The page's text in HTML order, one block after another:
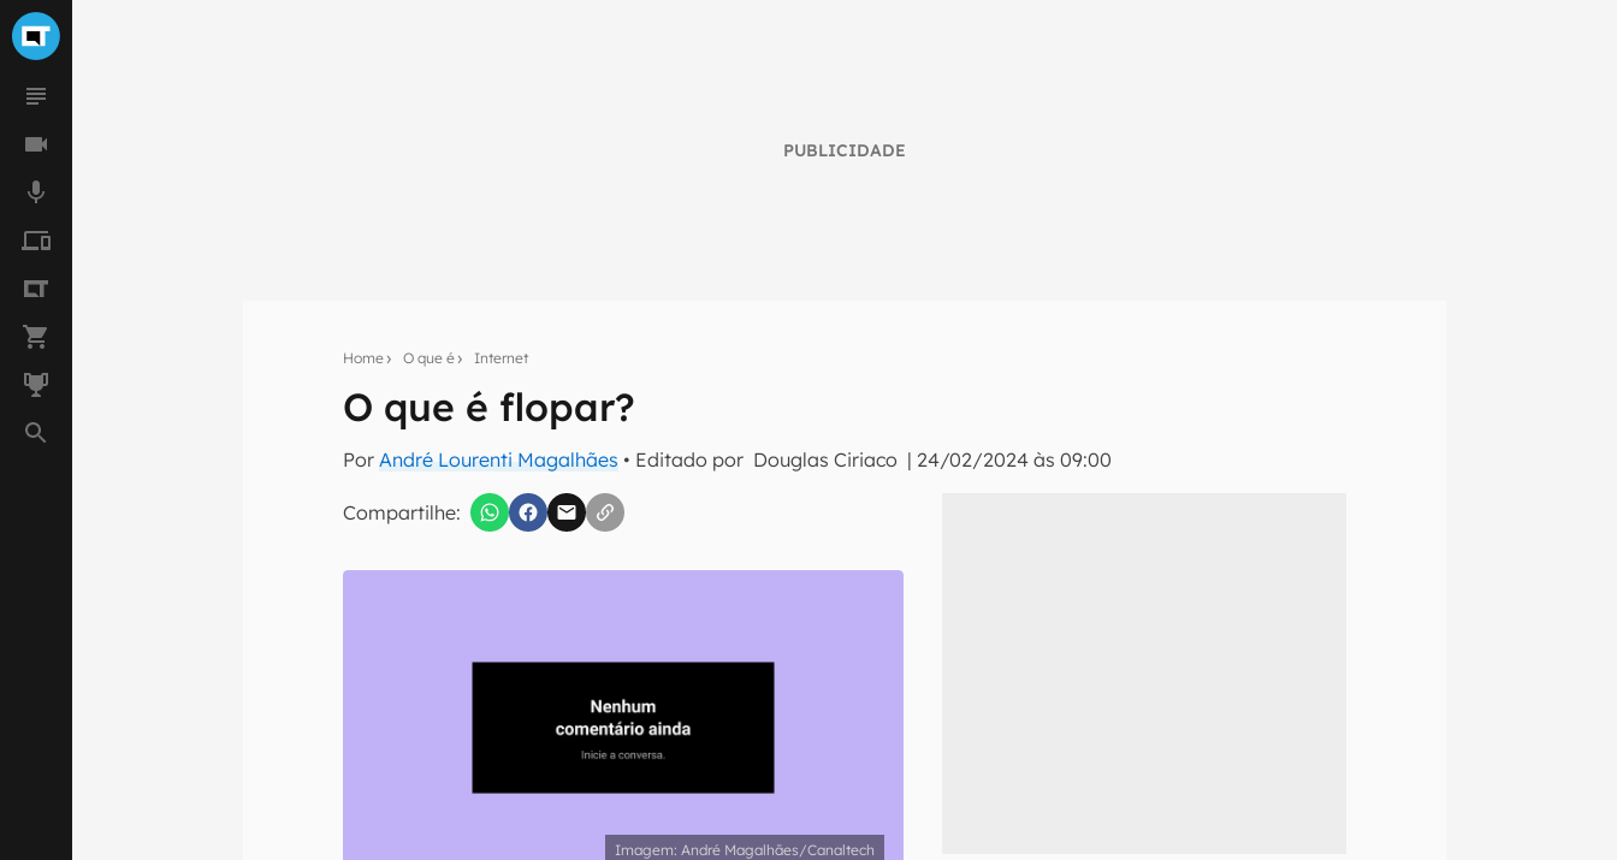
PUBLICIDADE
Home O que é Internet
O que é flopar?
PorAndré Lourenti Magalhães • Editado por Douglas Ciriaco | 24/02/2024 às 09:00
Compartilhe:
Seu resumo inteligente do mundo tech!
mão.
E-mail
Confirmo que li, aceito e concordo com os
André Magalhães/Canaltech